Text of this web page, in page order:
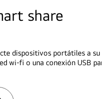
share
dispositivos portátiles a
wi-fi o una conexión USB
Más